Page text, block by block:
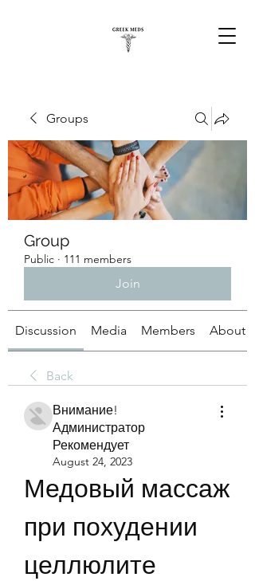
Groups
Group
Public · 111 members
Join
Discussion Media Members About
Back
Внимание!
Администратор
Рекомендует
August 24, 2023
Медовый массаж
при похудении
целлюлите